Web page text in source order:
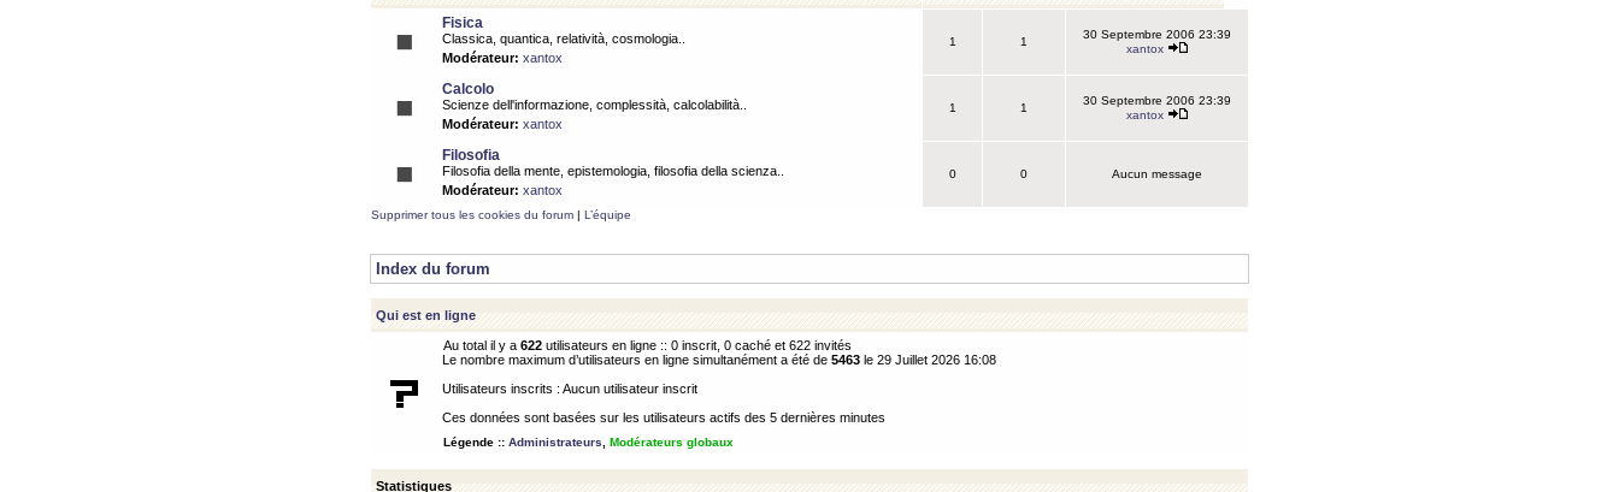
Fisica
Classica, quantica, relatività, cosmologia..
Modérateur: xantox
1 1
30 Septembre 2006 23:39
xantox
Calcolo
Scienze dell'informazione, complessità, calcolabilità..
Modérateur: xantox
1 1
30 Septembre 2006 23:39
xantox
Filosofia
Filosofia della mente, epistemologia, filosofia della scienza..
Modérateur: xantox
0 0 Aucun message
Supprimer tous les cookies du forum | L’équipe
Index du forum
Qui est en ligne
Au total il y a 622 utilisateurs en ligne :: 0 inscrit, 0 caché et 622 invités
Le nombre maximum d’utilisateurs en ligne simultanément a été de 5463 le 29 Juillet 2026 16:08
Utilisateurs inscrits : Aucun utilisateur inscrit
Ces données sont basées sur les utilisateurs actifs des 5 dernières minutes
Légende :: Administrateurs Modérateurs globaux
Statistiques